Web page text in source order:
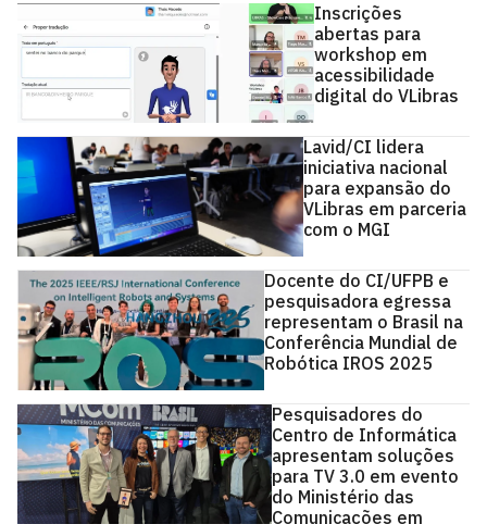
Inscrições
abertas para
workshop em
acessibilidade
digital do VLibras
Lavid/CI lidera
iniciativa nacional
para expansão do
VLibras em parceria
com o MGI
Docente do CI/UFPB e
pesquisadora egressa
representam o Brasil na
Conferência Mundial de
Robótica IROS 2025
Pesquisadores do
Centro de Informática
apresentam soluções
para TV 3.0 em evento
do Ministério das
Comunicações em